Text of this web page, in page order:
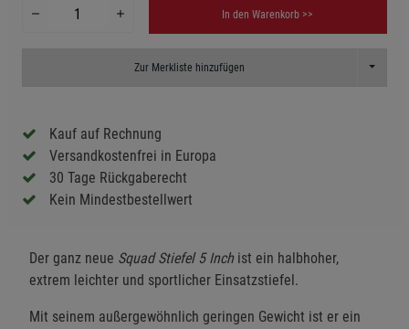
In den Warenkorb >>
Zur Merkliste hinzufügen Toggle
Kauf auf Rechnung
Versandkostenfrei in Europa
30 Tage Rückgaberecht
Kein Mindestbestellwert
Der ganz neue Squad Stiefel 5 Inch ist ein halbhoher,
extrem leichter und sportlicher Einsatzstiefel.
Mit seinem außergewöhnlich geringen Gewicht ist er ein